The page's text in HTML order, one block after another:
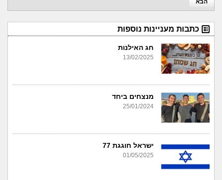
הבא
כתבות מעניינות נוספות
חג האילנות
13/02/2025
מנצחים ביחד
25/01/2024
ישראל חוגגת 77
01/05/2025